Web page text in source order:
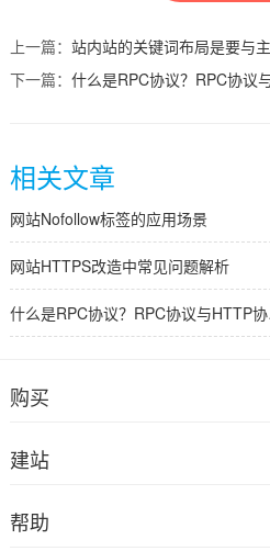
上一篇： 站内站的关键词布局是要与
下一篇： 什么是RPC协议？RPC协议
相关文章
网站Nofollow标签的应用场景
网站HTTPS改造中常见问题解析
什么
购买
建站
帮助